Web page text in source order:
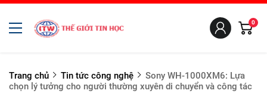
0
Trang chủ Tin tức công nghệ
Sony WH-1000XM6: Lựa
chọn lý tưởng cho người thường xuyên di chuyển và công tác